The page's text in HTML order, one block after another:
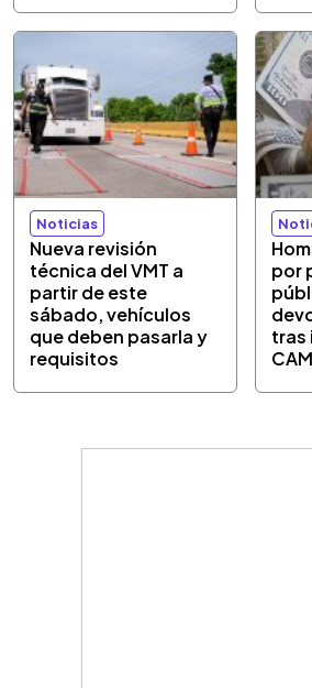
Noticias
Nueva revisión
técnica del VMT a
partir de este
sábado, vehículos
que deben pasarla y
requisitos
por
tras
CAM